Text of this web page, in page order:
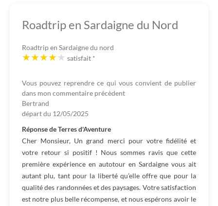
Roadtrip en Sardaigne du Nord
Roadtrip en Sardaigne du nord
satisfait *
Vous pouvez reprendre ce qui vous convient de publier
dans mon commentaire précèdent
Bertrand
départ du 12/05/2025
Réponse de Terres d'Aventure
Cher Monsieur, Un grand merci pour votre fidélité et
votre retour si positif ! Nous sommes ravis que cette
première expérience en autotour en Sardaigne vous ait
autant plu, tant pour la liberté qu’elle offre que pour la
qualité des randonnées et des paysages. Votre satisfaction
est notre plus belle récompense, et nous espérons avoir le